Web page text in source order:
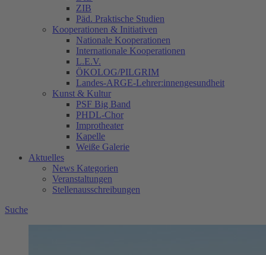
ZIB
Päd. Praktische Studien
Kooperationen & Initiativen
Nationale Kooperationen
Internationale Kooperationen
L.E.V.
ÖKOLOG/PILGRIM
Landes-ARGE-Lehrer:innengesundheit
Kunst & Kultur
PSF Big Band
PHDL-Chor
Improtheater
Kapelle
Weiße Galerie
Aktuelles
News Kategorien
Veranstaltungen
Stellenausschreibungen
Suche